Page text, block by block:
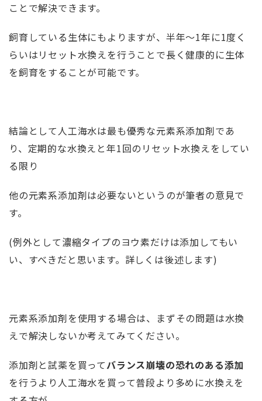
ことで解決できます。
飼育している生体にもよりますが、半年～1年に1度く
らいはリセット水換えを行うことで長く健康的に生体
を飼育をすることが可能です。
結論として人工海水は最も優秀な元素系添加剤であ
り、定期的な水換えと年1回のリセット水換えをしてい
る限り
他の元素系添加剤は必要ないというのが筆者の意見で
す。
(例外として濃縮タイプのヨウ素だけは添加してもい
い、すべきだと思います。詳しくは後述します)
元素系添加剤を使用する場合は、まずその問題は水換
えで解決しないか考えてみてください。
添加剤と試薬を買ってバランス崩壊の恐れのある添加
を行うより人工海水を買って普段より多めに水換えを